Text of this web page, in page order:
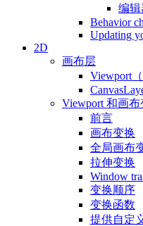
编
Behavior
Updating
2D
画布层
Viewport
Viewport 和画布
前言
画布变换
全局画布
拉伸变换
Window
变换顺序
变换函数
提供自定